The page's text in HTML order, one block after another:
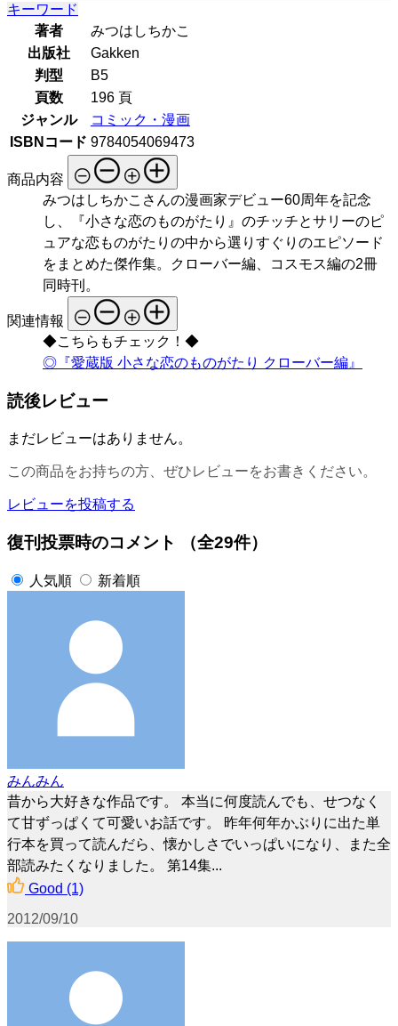
キーワード
著者
みつはしちかこ
出版社
Gakken
判型
B5
頁数
196 頁
ジャンル
コミック・漫画
ISBNコード 9784054069473
商品内容
みつはしちかこさんの漫画家デビュー60周年を記念
し、『小さな恋のものがたり』のチッチとサリーのピ
ュアな恋ものがたりの中から選りすぐりのエピソード
をまとめた傑作集。クローバー編、コスモス編の2冊
同時刊。
関連情報
◆こちらもチェック！◆
◎『愛蔵版 小さな恋のものがたり クローバー編』
読後レビュー
まだレビューはありません。
この商品をお持ちの方、ぜひレビューをお書きください。
レビューを投稿する
復刊投票時のコメント （全29件）
人気順 新着順
みんみん
昔から大好きな作品です。 本当に何度読んでも、せつなく
て甘ずっぱくて可愛いお話です。 昨年何年かぶりに出た単
行本を買って読んだら、懐かしさでいっぱいになり、また全
部読みたくなりました。 第14集...
Good (1)
2012/09/10